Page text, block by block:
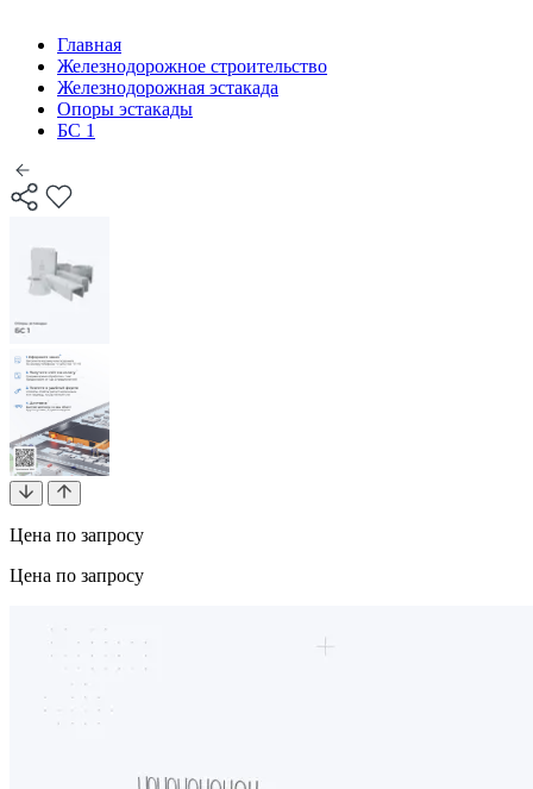
Главная
Железнодорожное строительство
Железнодорожная эстакада
Опоры эстакады
БС 1
Цена по запросу
Цена по запросу